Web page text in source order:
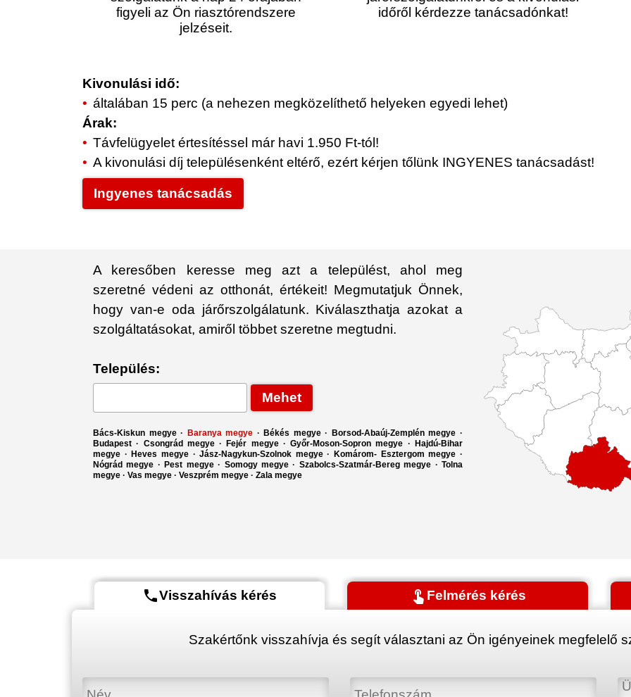
figyeli az Ön riasztórendszere
jelzéseit.
időről kérdezze tanácsadónkat!
Kivonulási idő:
általában 15 perc (a nehezen megközelíthető helyeken egyedi lehet)
Árak:
Távfelügyelet értesítéssel már havi 1.950 Ft-tól!
A kivonulási díj településenként eltérő, ezért kérjen tőlünk INGYENES tanácsadást!
Ingyenes tanácsadás
A keresőben keresse meg azt a települést, ahol meg
szeretné védeni az otthonát, értékeit! Megmutatjuk Önnek,
hogy van-e oda járőrszolgálatunk. Kiválaszthatja azokat a
szolgáltatásokat, amiről többet szeretne megtudni.
Település:
Bács-Kiskun megye· Baranya megye · Békés megye· Borsod-Abaúj-Zemplén megye ·
Budapest · Csongrád megye· Fejér megye·Győr-Moson-Sopron megye ·
Hajdú-Bihar
megye · Heves megye·Jász-Nagykun-Szolnok megye· Komárom- Esztergom megye ·
Nógrád megye · Pest megye· Somogy megye· Szabolcs-Szatmár-Bereg megye ·Tolna
megye · Vas megye · Veszprém megye · Zala megye
phoneVisszahívás kérés touch_app Felmérés kérés
Szakértőnk visszahívja és segít választani az Ön igényeinek megfelelő